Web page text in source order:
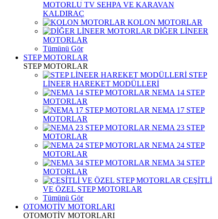
MOTORLU TV SEHPA VE KARAVAN
KALDIRAÇ
KOLON MOTORLAR
DİĞER LİNEER
MOTORLAR
Tümünü Gör
STEP MOTORLAR
STEP MOTORLAR
STEP
LİNEER HAREKET MODÜLLERİ
NEMA 14 STEP
MOTORLAR
NEMA 17 STEP
MOTORLAR
NEMA 23 STEP
MOTORLAR
NEMA 24 STEP
MOTORLAR
NEMA 34 STEP
MOTORLAR
ÇEŞİTLİ
VE ÖZEL STEP MOTORLAR
Tümünü Gör
OTOMOTİV MOTORLARI
OTOMOTİV MOTORLARI